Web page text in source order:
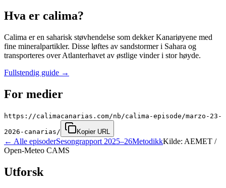
Hva er calima?
Calima er en saharisk støvhendelse som dekker Kanariøyene med
fine mineralpartikler. Disse løftes av sandstormer i Sahara og
transporteres over Atlanterhavet av østlige vinder i stor høyde.
Fullstendig guide →
For medier
https://calimacanarias.com/nb/calima-episode/marzo-23-
2026-canarias/ Kopier URL
← Alle episoderSesongrapport 2025–26MetodikkKilde: AEMET /
Open-Meteo CAMS
Utforsk